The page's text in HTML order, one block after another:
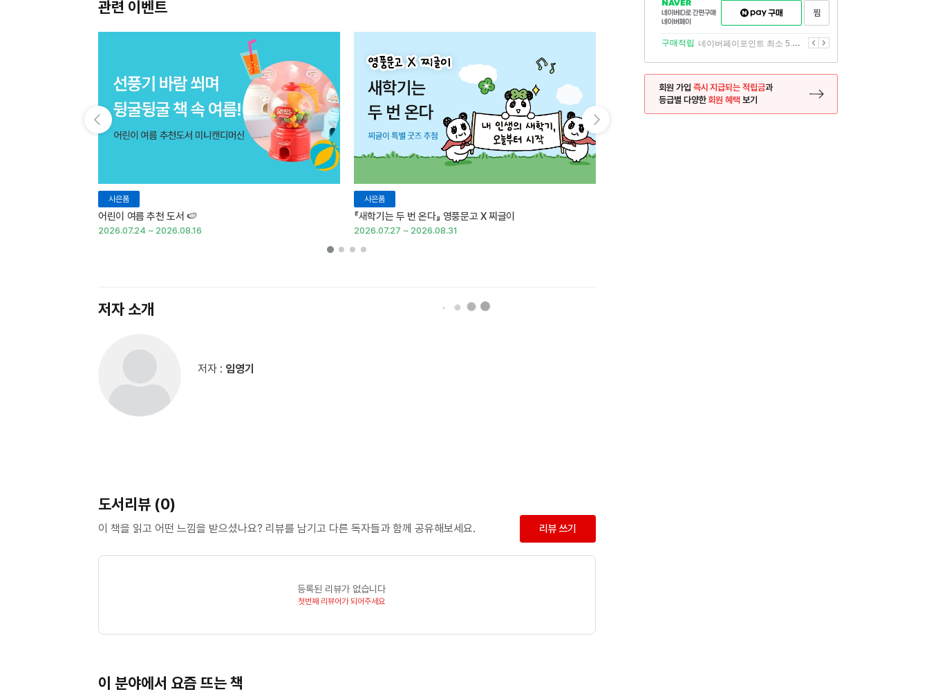
관련 이벤트
사은품
어린이 여름 추천 도서 🍉
2026.07.24 ~ 2026.08.16
사은품
『새학기는 두 번 온다』 영풍문고 X 찌글이
2026.07.27 ~ 2026.08.31
저자 소개
저자 : 임영기
도서리뷰 (0)
이 책을 읽고 어떤 느낌을 받으셨나요? 리뷰를 남기고 다른 독자들과 함께 공유해보세요. 리뷰 쓰기
등록된 리뷰가 없습니다
첫번째 리뷰어가 되어주세요
이 분야에서 요즘 뜨는 책
NAVER
네이버
ID로
간편구매
네이버페이
구매하기
이전
구매적립 네이버페이포인트 최소 5.5% 적립 다음
회원 가입 즉시 지급되는 적립금과
등급별 다양한회원 혜택 보기